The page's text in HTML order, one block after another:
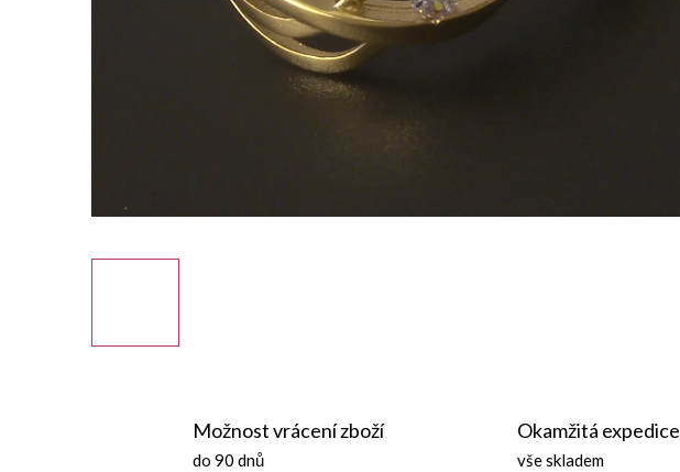
Možnost vrácení zboží
do 90 dnů
Okamžitá expedice
vše skladem